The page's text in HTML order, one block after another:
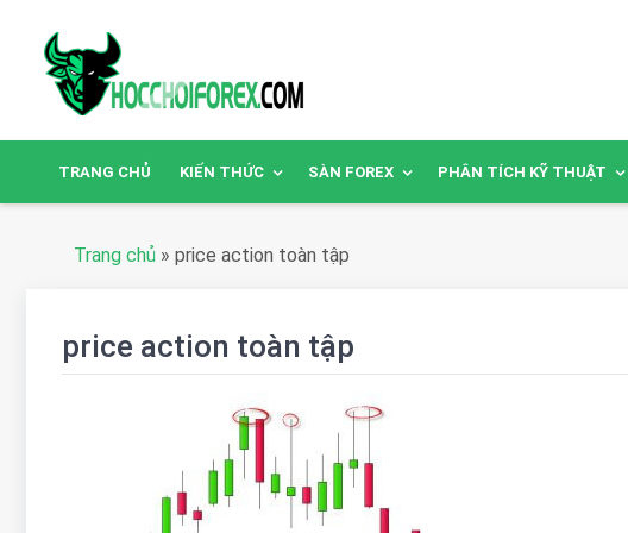
TRANG CHỦ KIẾN THỨC SÀN FOREX PHÂN TÍCH KỸ THUẬT
Trang chủ » price action toàn tập
price action toàn tập